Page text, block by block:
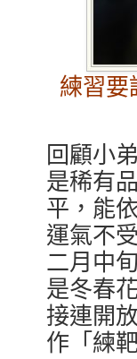
練習
回顧小
是稀有
平，能
運氣不
二月中
是冬春
接連開
作「練